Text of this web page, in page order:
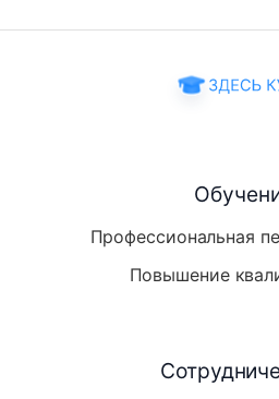
Профессиональная
Повышение